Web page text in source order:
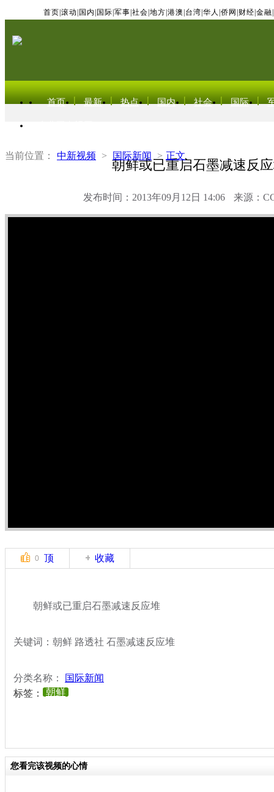
首页 滚动 国内 国际 军事 社会 地方 港澳 台湾 华人 侨网 财经 金融
首页 最新 热点 国内 社会 国际
当前位置： 中新视频 > 国际新闻 > 正文
朝鲜或已重启石墨减速反
发布时间：2013年09月12日 14:06 来源：
0 顶 收藏
朝鲜或已重启石墨减速反应堆
关键词：朝鲜 路透社 石墨减速反应堆
分类名称：
国际新闻
标签：
朝鲜
您看完该视频的心情